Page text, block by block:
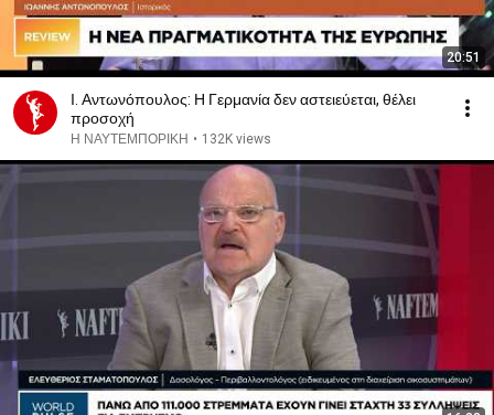
20:51
Ι. Αντωνόπουλος: Η Γερμανία δεν αστειεύεται, θέλει
προσοχή
Η ΝΑΥΤΕΜΠΟΡΙΚΗ • 132K views